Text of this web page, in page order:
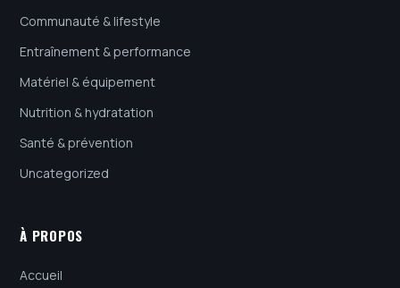
Communauté & lifestyle
Entraînement & performance
Matériel & équipement
Nutrition & hydratation
Santé & prévention
Uncategorized
À PROPOS
Accueil